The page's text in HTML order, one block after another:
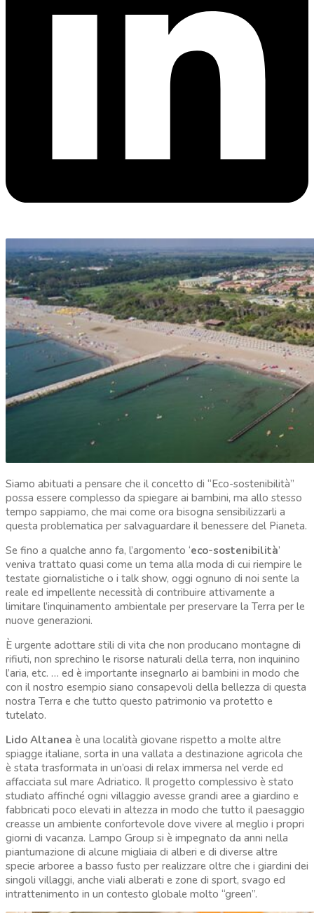
Siamo abituati a pensare che il concetto di “Eco-sostenibilità”
possa essere complesso da spiegare ai bambini, ma allo stesso
tempo sappiamo, che mai come ora bisogna sensibilizzarli a
questa problematica per salvaguardare il benessere del Pianeta.
Se fino a qualche anno fa, l’argomento ‘eco-sostenibilità’
veniva trattato quasi come un tema alla moda di cui riempire le
testate giornalistiche o i talk show, oggi ognuno di noi sente la
reale ed impellente necessità di contribuire attivamente a
limitare l’inquinamento ambientale per preservare la Terra per le
nuove generazioni.
È urgente adottare stili di vita che non producano montagne di
rifiuti, non sprechino le risorse naturali della terra, non inquinino
l’aria, etc. … ed è importante insegnarlo ai bambini in modo che
con il nostro esempio siano consapevoli della bellezza di questa
nostra Terra e che tutto questo patrimonio va protetto e
tutelato.
Lido Altanea è una località giovane rispetto a molte altre
spiagge italiane, sorta in una vallata a destinazione agricola che
è stata trasformata in un’oasi di relax immersa nel verde ed
affacciata sul mare Adriatico. Il progetto complessivo è stato
studiato affinché ogni villaggio avesse grandi aree a giardino e
fabbricati poco elevati in altezza in modo che tutto il paesaggio
creasse un ambiente confortevole dove vivere al meglio i propri
giorni di vacanza. Lampo Group si è impegnato da anni nella
piantumazione di alcune migliaia di alberi e di diverse altre
specie arboree a basso fusto per realizzare oltre che i giardini dei
singoli villaggi, anche viali alberati e zone di sport, svago ed
intrattenimento in un contesto globale molto “green”.